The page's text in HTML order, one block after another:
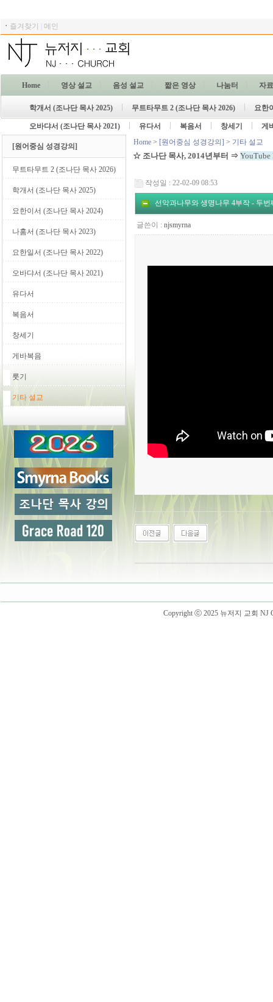
ㆍ 즐겨찾기 메인
Home 영상 설교 음성 설교 짧은 영상 나눔터 자
학개서 (조나단 목사 2025) 무트타무트 2 (조나단 목사 2026) 요한
오바댜서 (조나단 목사 2021) 유다서 복음서 창세기 게
[원어중심 성경강의]
무트타무트 2 (조나단 목사 2026)
학개서 (조나단 목사 2025)
요한이서 (조나단 목사 2024)
나훔서 (조나단 목사 2023)
요한일서 (조나단 목사 2022)
오바댜서 (조나단 목사 2021)
유다서
복음서
창세기
게바복음
룻기
기타 설교
Home > [원어중심 성경강의] > 기타 설교
☆ 조나단 목사, 2014년부터 ⇒ YouTube
작성일 : 22-02-09 08:53
선악과나무와 생명나무 4부작 - 두번
글쓴이 : njsmyrna
Copyright ⓒ 2025 뉴저지 교회 NJ